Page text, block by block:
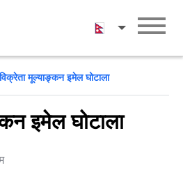
नेपाली
विक्रेता मूल्याङ्कन इमेल घोटाला
इमेल घोटाला